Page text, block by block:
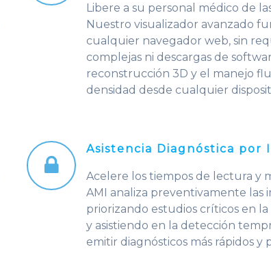
Libere a su personal médico de
Nuestro visualizador avanzado
cualquier navegador web, sin
complejas ni descargas de
reconstrucción 3D y el manejo
densidad desde cualquier
Asistencia Diagnóstica por
Acelere los tiempos de lectura y
AMI analiza preventivamente las
priorizando estudios críticos en
y asistiendo en la detección
emitir diagnósticos más rápidos y